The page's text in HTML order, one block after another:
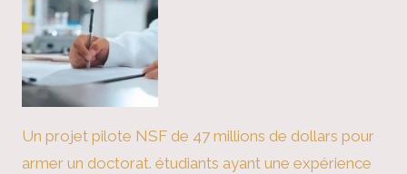
Un projet pilote NSF de 47 millions de dollars pour
armer un doctorat. étudiants ayant une expérience